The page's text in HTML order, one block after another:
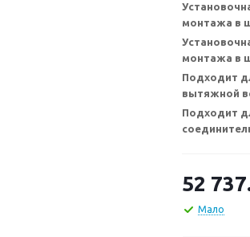
монтажа в
монтажа в
Подходит
вытяжной
Подходит
52
Мало